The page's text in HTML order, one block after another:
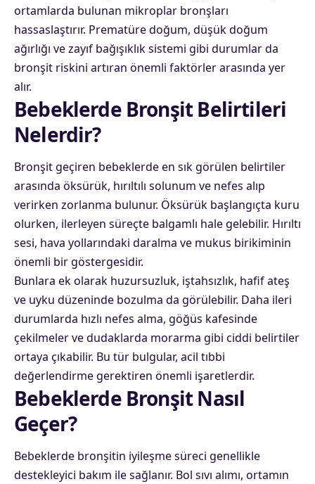
ortamlarda bulunan mikroplar bronşları
hassaslaştırır. Prematüre doğum, düşük doğum
ağırlığı ve zayıf bağışıklık sistemi gibi durumlar da
bronşit riskini artıran önemli faktörler arasında yer
alır.
Bebeklerde Bronşit Belirtileri
Nelerdir?
Bronşit geçiren bebeklerde en sık görülen belirtiler
arasında öksürük, hırıltılı solunum ve nefes alıp
verirken zorlanma bulunur. Öksürük başlangıçta kuru
olurken, ilerleyen süreçte balgamlı hale gelebilir. Hırıltı
sesi, hava yollarındaki daralma ve mukus birikiminin
önemli bir göstergesidir.
Bunlara ek olarak huzursuzluk, iştahsızlık, hafif ateş
ve uyku düzeninde bozulma da görülebilir. Daha ileri
durumlarda hızlı nefes alma, göğüs kafesinde
çekilmeler ve dudaklarda morarma gibi ciddi belirtiler
ortaya çıkabilir. Bu tür bulgular, acil tıbbi
değerlendirme gerektiren önemli işaretlerdir.
Bebeklerde Bronşit Nasıl
Geçer?
Bebeklerde bronşitin iyileşme süreci genellikle
destekleyici bakım ile sağlanır. Bol sıvı alımı, ortamın